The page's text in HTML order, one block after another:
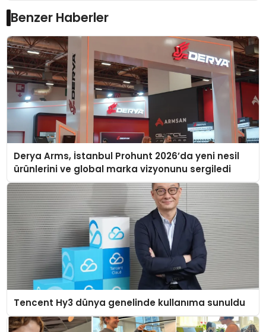
Benzer Haberler
Derya Arms, İstanbul Prohunt 2026’da yeni nesil
ürünlerini ve global marka vizyonunu sergiledi
Tencent Hy3 dünya genelinde kullanıma sunuldu